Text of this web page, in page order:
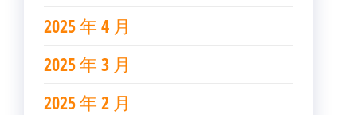
2025 年 4 月
2025 年 3 月
2025 年 2 月